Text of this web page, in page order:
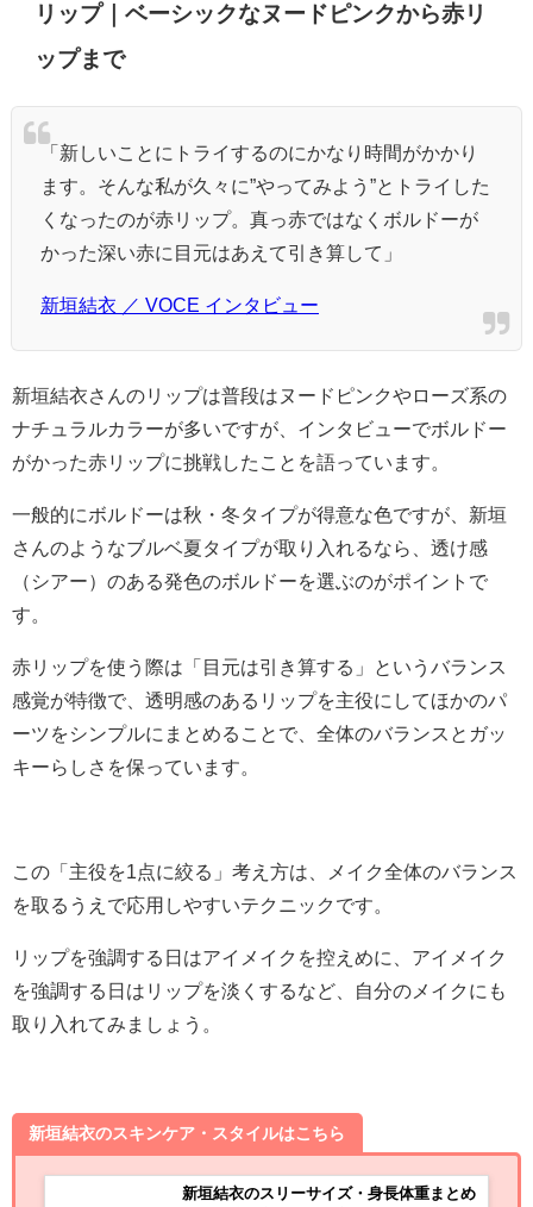
リップ｜ベーシックなヌードピンクから赤リ
ップまで
「新しいことにトライするのにかなり時間がかかり
ます。そんな私が久々に”やってみよう”とトライした
くなったのが赤リップ。真っ赤ではなくボルドーが
かった深い赤に目元はあえて引き算して」
新垣結衣 ／ VOCE インタビュー
新垣結衣さんのリップは普段はヌードピンクやローズ系の
ナチュラルカラーが多いですが、インタビューでボルドー
がかった赤リップに挑戦したことを語っています。
一般的にボルドーは秋・冬タイプが得意な色ですが、新垣
さんのようなブルベ夏タイプが取り入れるなら、透け感
（シアー）のある発色のボルドーを選ぶのがポイントで
す。
赤リップを使う際は「目元は引き算する」というバランス
感覚が特徴で、透明感のあるリップを主役にしてほかのパ
ーツをシンプルにまとめることで、全体のバランスとガッ
キーらしさを保っています。
この「主役を1点に絞る」考え方は、メイク全体のバランス
を取るうえで応用しやすいテクニックです。
リップを強調する日はアイメイクを控えめに、アイメイク
を強調する日はリップを淡くするなど、自分のメイクにも
取り入れてみましょう。
新垣結衣のスキンケア・スタイルはこちら
新垣結衣のスリーサイズ・身長体重まとめ